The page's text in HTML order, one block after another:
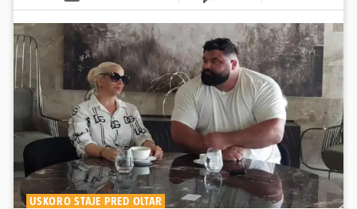
USKORO STAJE PRED OLTAR